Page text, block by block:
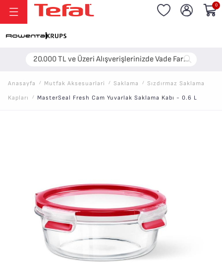
20.000 TL ve Üzeri Alışverişlerinizde Vade Farksız 6 Taksit!
0
Anasayfa / Mutfak Aksesuarlari / Saklama / Sızdırmaz Saklama
Kapları
/ MasterSeal Fresh Cam Yuvarlak Saklama Kabı - 0.6 L